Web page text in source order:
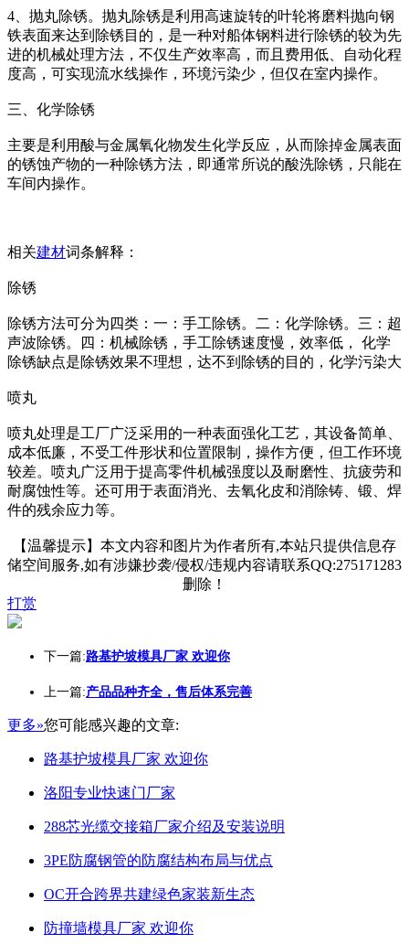
4、抛丸除锈。抛丸除锈是利用高速旋转的叶轮将磨料抛向钢
铁表面来达到除锈目的，是一种对船体钢料进行除锈的较为先
进的机械处理方法，不仅生产效率高，而且费用低、自动化程
度高，可实现流水线操作，环境污染少，但仅在室内操作。
三、化学除锈
主要是利用酸与金属氧化物发生化学反应，从而除掉金属表面
的锈蚀产物的一种除锈方法，即通常所说的酸洗除锈，只能在
车间内操作。
相关建材词条解释：
除锈
除锈方法可分为四类：一：手工除锈。二：化学除锈。三：超
声波除锈。四：机械除锈，手工除锈速度慢，效率低， 化学
除锈缺点是除锈效果不理想，达不到除锈的目的，化学污染大
喷丸
喷丸处理是工厂广泛采用的一种表面强化工艺，其设备简单、
成本低廉，不受工件形状和位置限制，操作方便，但工作环境
较差。喷丸广泛用于提高零件机械强度以及耐磨性、抗疲劳和
耐腐蚀性等。还可用于表面消光、去氧化皮和消除铸、锻、焊
件的残余应力等。
【温馨提示】本文内容和图片为作者所有,本站只提供信息存
储空间服务,如有涉嫌抄袭/侵权/违规内容请联系QQ:275171283
删除！
打赏
下一篇:路基护坡模具厂家 欢迎你
上一篇:产品品种齐全，售后体系完善
更多»您可能感兴趣的文章:
路基护坡模具厂家 欢迎你
洛阳专业快速门厂家
288芯光缆交接箱厂家介绍及安装说明
3PE防腐钢管的防腐结构布局与优点
OC开合跨界共建绿色家装新生态
防撞墙模具厂家 欢迎你